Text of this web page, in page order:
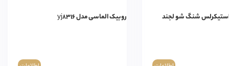
روبیک الماسی مدل yj۸۳۱۶